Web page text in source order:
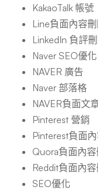
KakaoTalk 帳號
Line負面內容
LinkedIn 負評
Naver SEO優化
NAVER 廣告
Naver 部落格
NAVER負面文
Pinterest 營銷
Pinterest負面
Quora負面內
Reddit負面內
SEO優化